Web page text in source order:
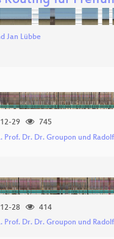
Jan Lübbe
29
745
Prof. Dr. Dr. Groupon und
28
414
Prof. Dr. Dr. Groupon und